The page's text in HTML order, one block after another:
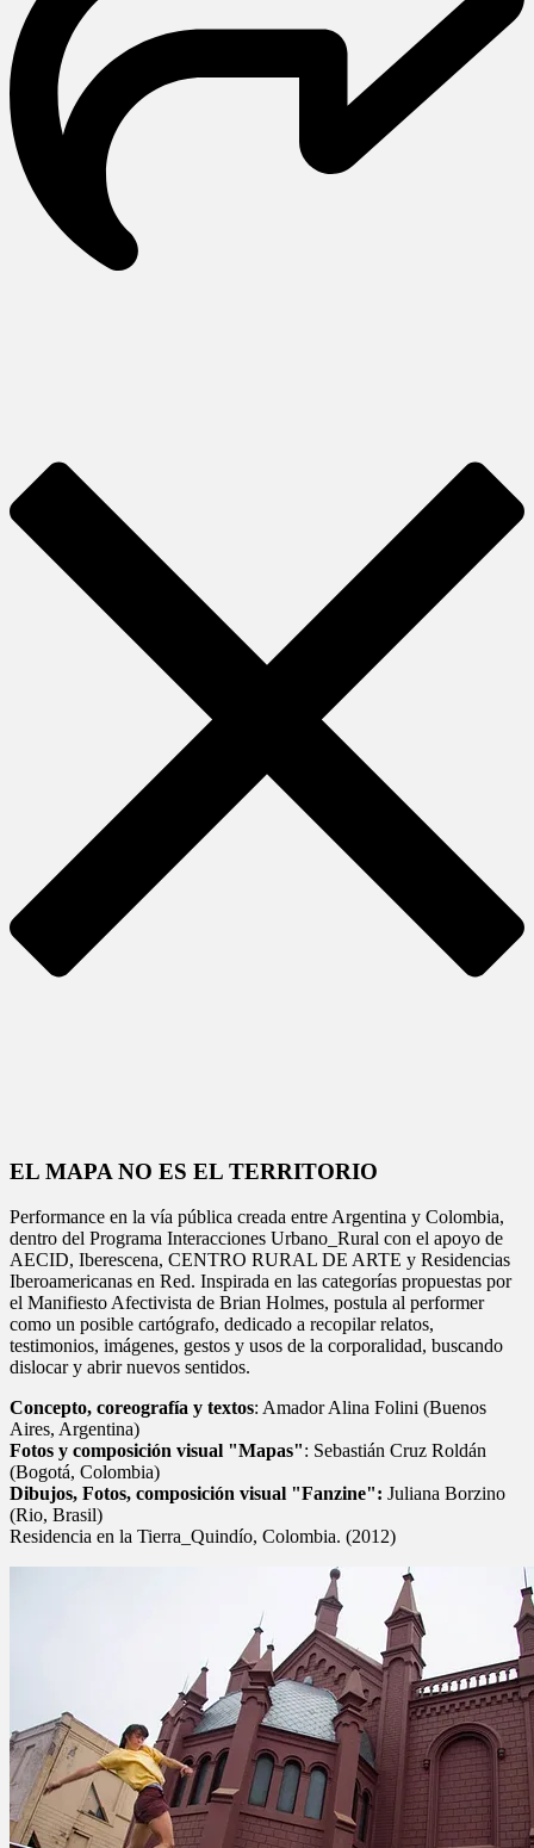
EL MAPA NO ES EL TERRITORIO
Performance en la vía pública creada entre Argentina y Colombia,
dentro del Programa Interacciones Urbano_Rural con el apoyo de
AECID, Iberescena, CENTRO RURAL DE ARTE y Residencias
Iberoamericanas en Red. Inspirada en las categorías propuestas por
el Manifiesto Afectivista de Brian Holmes, postula al performer
como un posible cartógrafo, dedicado a recopilar relatos,
testimonios, imágenes, gestos y usos de la corporalidad, buscando
dislocar y abrir nuevos sentidos.
Concepto, coreografía y textos: Amador Alina Folini (Buenos
Aires, Argentina)
Fotos y composición visual "Mapas": Sebastián Cruz Roldán
(Bogotá, Colombia)
Dibujos, Fotos, composición visual "Fanzine": Juliana Borzino
(Rio, Brasil)
Residencia en la Tierra_Quindío, Colombia. (2012)